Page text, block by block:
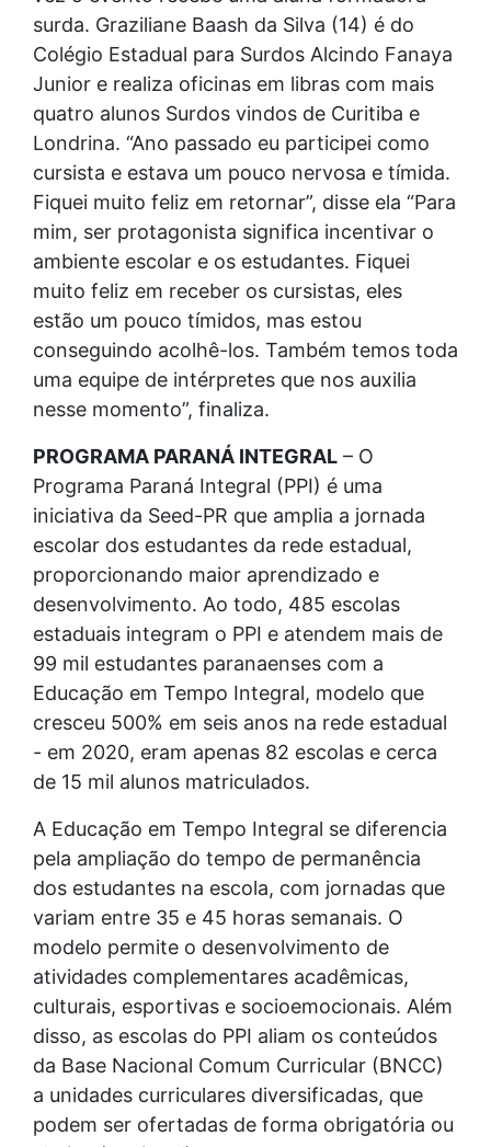
surda. Graziliane Baash da Silva (14) é do
Colégio Estadual para Surdos Alcindo Fanaya
Junior e realiza oficinas em libras com mais
quatro alunos Surdos vindos de Curitiba e
Londrina. “Ano passado eu participei como
cursista e estava um pouco nervosa e tímida.
Fiquei muito feliz em retornar”, disse ela “Para
mim, ser protagonista significa incentivar o
ambiente escolar e os estudantes. Fiquei
muito feliz em receber os cursistas, eles
estão um pouco tímidos, mas estou
conseguindo acolhê-los. Também temos toda
uma equipe de intérpretes que nos auxilia
nesse momento”, finaliza.
PROGRAMA PARANÁ INTEGRAL – O
Programa Paraná Integral (PPI) é uma
iniciativa da Seed-PR que amplia a jornada
escolar dos estudantes da rede estadual,
proporcionando maior aprendizado e
desenvolvimento. Ao todo, 485 escolas
estaduais integram o PPI e atendem mais de
99 mil estudantes paranaenses com a
Educação em Tempo Integral, modelo que
cresceu 500% em seis anos na rede estadual
- em 2020, eram apenas 82 escolas e cerca
de 15 mil alunos matriculados.
A Educação em Tempo Integral se diferencia
pela ampliação do tempo de permanência
dos estudantes na escola, com jornadas que
variam entre 35 e 45 horas semanais. O
modelo permite o desenvolvimento de
atividades complementares acadêmicas,
culturais, esportivas e socioemocionais. Além
disso, as escolas do PPI aliam os conteúdos
da Base Nacional Comum Curricular (BNCC)
a unidades curriculares diversificadas, que
podem ser ofertadas de forma obrigatória ou